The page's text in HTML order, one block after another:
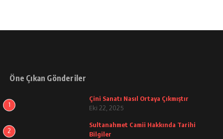
Öne Çıkan Gönderiler
1
Çini Sanatı Nasıl Ortaya Çıkmıştır
Eki 22, 2025
2
Sultanahmet Camii Hakkında Tarihi
Bilgiler